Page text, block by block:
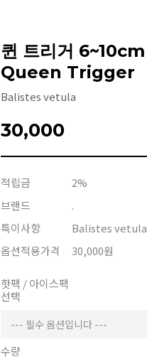
퀸 트리거 6~10cm
Queen Trigger
Balistes vetula
30,000
적립금
2%
브랜드
.
특이사항
Balistes vetula
옵션적용가격
30,000원
핫팩 / 아이스팩
선택
수량